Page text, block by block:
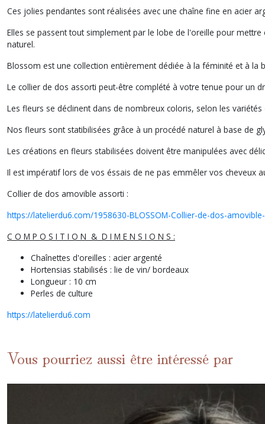
Ces jolies pendantes sont réalisées avec une chaîne fine en acier
Elles se passent tout simplement par le lobe de l'oreille pour
naturel.
Blossom est une collection entièrement dédiée à la féminité et à la
Le collier de dos assorti peut-être complété à votre tenue pour un
Les fleurs se déclinent dans de nombreux coloris, selon les variétés
Nos fleurs sont statibilisées grâce à un procédé naturel à base de
Les créations en fleurs stabilisées doivent être manipulées avec
Il est impératif lors de vos éssais de ne pas emmêler vos cheveux
Collier de dos amovible assorti :
https://latelierdu6.com/1958630-BLOSSOM-Collier-de-dos-
C O M P O S I T I O N & D I M E N S I O N S :
Chaînettes d'oreilles : acier argenté
Hortensias stabilisés : lie de vin/ bordeaux
Longueur : 10 cm
Perles de culture
https://latelierdu6.com
Vous pourriez aussi être intéressé par